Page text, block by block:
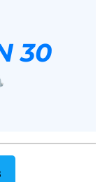
30